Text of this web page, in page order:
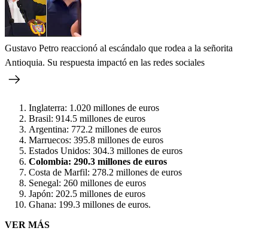
Gustavo Petro reaccionó al escándalo que rodea a la señorita
Antioquia. Su respuesta impactó en las redes sociales
Inglaterra: 1.020 millones de euros
Brasil: 914.5 millones de euros
Argentina: 772.2 millones de euros
Marruecos: 395.8 millones de euros
Estados Unidos: 304.3 millones de euros
Colombia: 290.3 millones de euros
Costa de Marfil: 278.2 millones de euros
Senegal: 260 millones de euros
Japón: 202.5 millones de euros
Ghana: 199.3 millones de euros.
VER MÁS